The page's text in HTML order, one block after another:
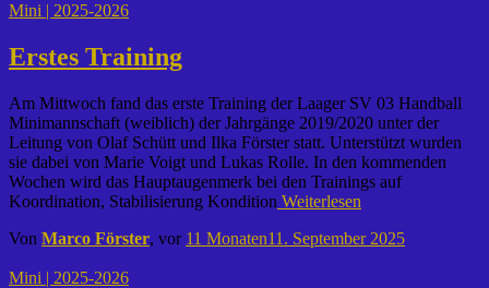
Mini | 2025-2026
Erstes Training
Am Mittwoch fand das erste Training der Laager SV 03 Handball
Minimannschaft (weiblich) der Jahrgänge 2019/2020 unter der
Leitung von Olaf Schütt und Ilka Förster statt. Unterstützt wurden
sie dabei von Marie Voigt und Lukas Rolle. In den kommenden
Wochen wird das Hauptaugenmerk bei den Trainings auf
Koordination, Stabilisierung Kondition Weiterlesen
Von Marco Förster, vor 11 Monaten11. September 2025
Mini | 2025-2026